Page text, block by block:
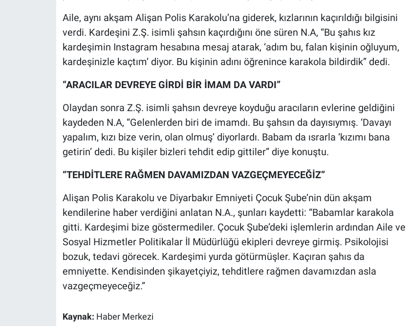
Aile, aynı akşam Alişan Polis Karakolu’na giderek, kızlarının kaçırıldığı bilgisini
verdi. Kardeşini Z.Ş. isimli şahsın kaçırdığını öne süren N.A, “Bu şahıs kız
kardeşimin Instagram hesabına mesaj atarak, ‘adım bu, falan kişinin oğluyum,
kardeşinizle kaçtım’ diyor. Bu kişinin adını öğrenince karakola bildirdik” dedi.
“ARACILAR DEVREYE GİRDİ BİR İMAM DA VARDI”
Olaydan sonra Z.Ş. isimli şahsın devreye koyduğu aracıların evlerine geldiğini
kaydeden N.A, “Gelenlerden biri de imamdı. Bu şahsın da dayısıymış. ‘Davayı
yapalım, kızı bize verin, olan olmuş’ diyorlardı. Babam da ısrarla ‘kızımı bana
getirin’ dedi. Bu kişiler bizleri tehdit edip gittiler” diye konuştu.
“TEHDİTLERE RAĞMEN DAVAMIZDAN VAZGEÇMEYECEĞİZ”
Alişan Polis Karakolu ve Diyarbakır Emniyeti Çocuk Şube’nin dün akşam
kendilerine haber verdiğini anlatan N.A., şunları kaydetti: “Babamlar karakola
gitti. Kardeşimi bize göstermediler. Çocuk Şube’deki işlemlerin ardından Aile ve
Sosyal Hizmetler Politikalar İl Müdürlüğü ekipleri devreye girmiş. Psikolojisi
bozuk, tedavi görecek. Kardeşimi yurda götürmüşler. Kaçıran şahıs da
emniyette. Kendisinden şikayetçiyiz, tehditlere rağmen davamızdan asla
vazgeçmeyeceğiz.”
Kaynak: Haber Merkezi